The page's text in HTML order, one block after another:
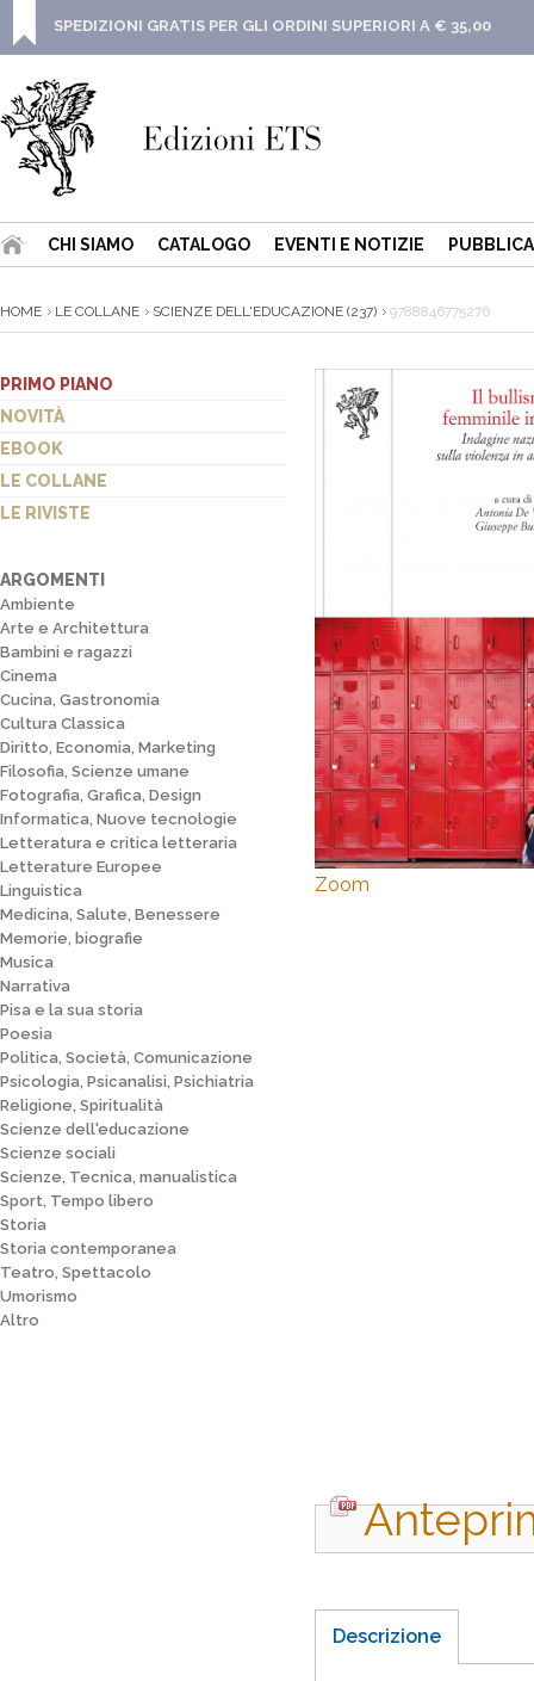
SPEDIZIONI GRATIS PER GLI ORDINI SUPERIORI A € 35,00
CHI SIAMO CATALOGO EVENTI E NOTIZIE
HOME LE COLLANE SCIENZE DELL'EDUCAZIONE (237) 9788846775276
PRIMO PIANO
NOVITÀ
EBOOK
LE COLLANE
LE RIVISTE
ARGOMENTI
Ambiente
Arte e Architettura
Bambini e ragazzi
Cinema
Cucina, Gastronomia
Cultura Classica
Diritto, Economia, Marketing
Filosofia, Scienze umane
Fotografia, Grafica, Design
Informatica, Nuove tecnologie
Letteratura e critica letteraria
Letterature Europee
Linguistica
Medicina, Salute, Benessere
Memorie, biografie
Musica
Narrativa
Pisa e la sua storia
Poesia
Politica, Società, Comunicazione
Psicologia, Psicanalisi, Psichiatria
Religione, Spiritualità
Scienze dell'educazione
Scienze sociali
Scienze, Tecnica, manualistica
Sport, Tempo libero
Storia
Storia contemporanea
Teatro, Spettacolo
Umorismo
Altro
Zoom
Descrizione